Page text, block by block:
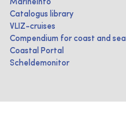
MarineInfo
Catalogus library
VLIZ-cruises
Compendium for coast and sea
Coastal Portal
Scheldemonitor